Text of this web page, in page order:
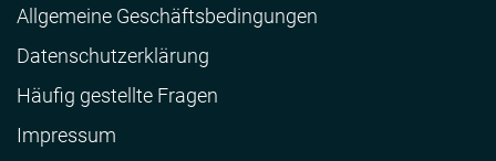
Allgemeine Geschäftsbedingungen
Datenschutzerklärung
Häufig gestellte Fragen
Impressum